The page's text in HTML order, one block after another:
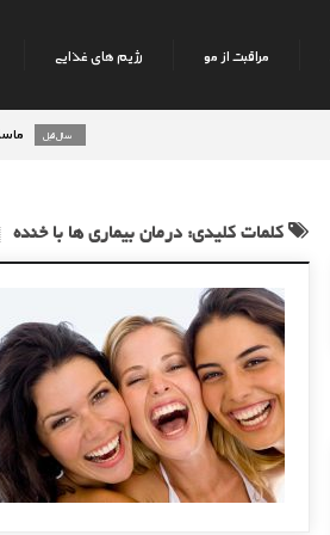
مراقبت از مو رژیم های غذایی
ماسک حنا و
کلمات کلیدی: درمان بیماری ها با خنده